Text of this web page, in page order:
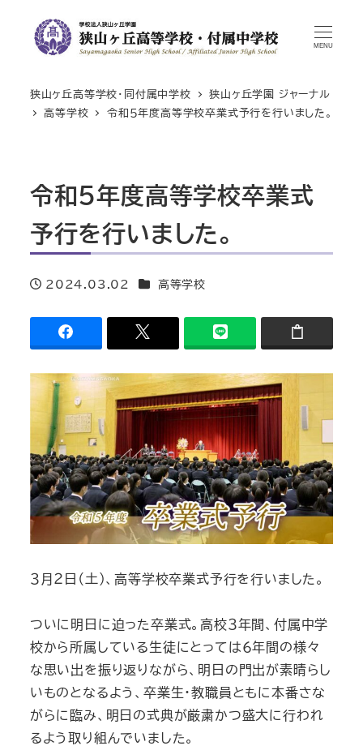
MENU
狭山ヶ丘高等学校・同付属中学校
狭山ヶ丘学園 ジャーナル
高等学校
令和５年度高等学校卒業式予行を行いました。
令和５年度高等学校卒業式
予行を行いました。
投稿日
2024.03.02 カテゴリー
高等学校
３月２日（土）、高等学校卒業式予行を行いました。
ついに明日に迫った卒業式。高校３年間、付属中学
校から所属している生徒にとっては６年間の様々
な思い出を振り返りながら、明日の門出が素晴らし
いものとなるよう、卒業生・教職員ともに本番さな
がらに臨み、明日の式典が厳粛かつ盛大に行われ
るよう取り組んでいました。